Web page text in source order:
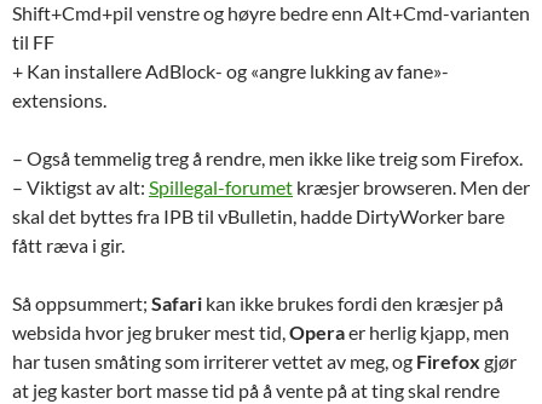
Shift+Cmd+pil venstre og høyre bedre enn Alt+Cmd-varianten
til FF
+ Kan installere AdBlock- og «angre lukking av fane»-
extensions.
– Også temmelig treg å rendre, men ikke like treig som Firefox.
– Viktigst av alt: Spillegal-forumet kræsjer browseren. Men der
skal det byttes fra IPB til vBulletin, hadde DirtyWorker bare
fått ræva i gir.
Så oppsummert; Safari kan ikke brukes fordi den kræsjer på
websida hvor jeg bruker mest tid,Operaer herlig kjapp, men
har tusen småting som irriterer vettet av meg, og Firefox gjør
at jeg kaster bort masse tid på å vente på at ting skal rendre